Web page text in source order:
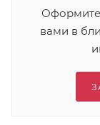
Оформите
вами в